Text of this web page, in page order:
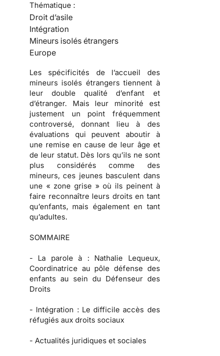
Thématique :
Droit d’asile
Intégration
Mineurs isolés étrangers
Europe
Les spécificités de l’accueil des
mineurs isolés étrangers tiennent à
leur double qualité d’enfant et
d’étranger. Mais leur minorité est
justement un point fréquemment
controversé, donnant lieu à des
évaluations qui peuvent aboutir à
une remise en cause de leur âge et
de leur statut. Dès lors qu’ils ne sont
plus considérés comme des
mineurs, ces jeunes basculent dans
une « zone grise » où ils peinent à
faire reconnaître leurs droits en tant
qu’enfants, mais également en tant
qu’adultes.
SOMMAIRE
- La parole à : Nathalie Lequeux,
Coordinatrice au pôle défense des
enfants au sein du Défenseur des
Droits
- Intégration : Le difficile accès des
réfugiés aux droits sociaux
- Actualités juridiques et sociales